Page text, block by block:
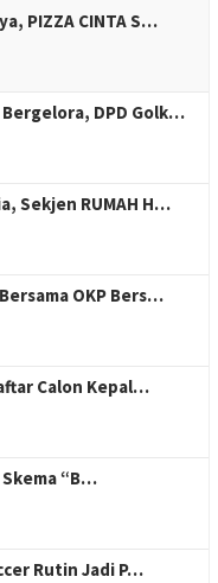
PIZZA CINTA S…
DPD Golk…
Sekjen RUMAH H…
OKP Bers…
Calon Kepal…
“B…
Rutin Jadi P…